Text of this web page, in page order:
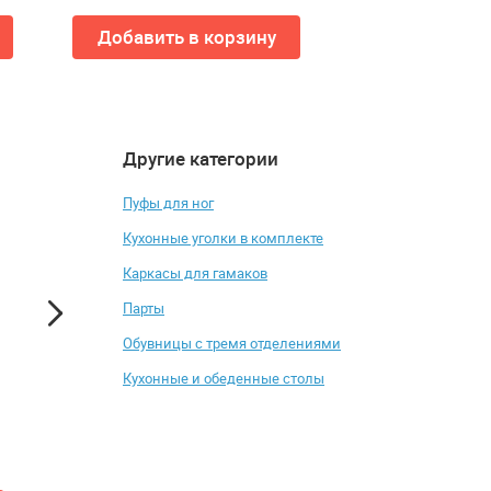
Добавить в корзину
Другие категории
Пуфы для ног
Кухонные уголки в комплекте
Каркасы для гамаков
Парты
Обувницы с тремя отделениями
Кухонные и обеденные столы
Кресло руководителя